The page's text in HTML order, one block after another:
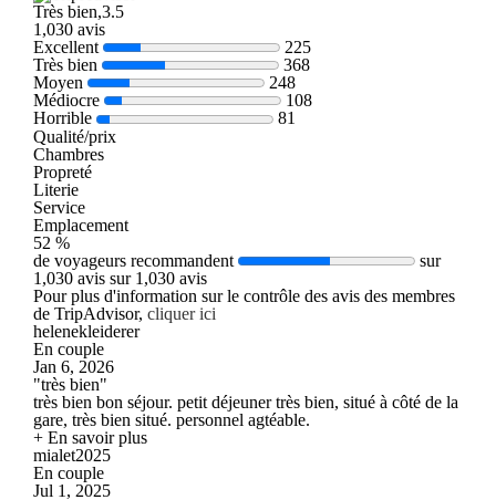
Très bien,3.5
1,030 avis
Excellent
225
Très bien
368
Moyen
248
Médiocre
108
Horrible
81
Qualité/prix
Chambres
Propreté
Literie
Service
Emplacement
52 %
de voyageurs recommandent
sur
1,030 avis sur 1,030 avis
Pour plus d'information sur le contrôle des avis des membres
de TripAdvisor, cliquer ici
helenekleiderer
En couple
Jan 6, 2026
"très bien"
très bien bon séjour. petit déjeuner très bien, situé à côté de la
gare, très bien situé. personnel agtéable.
+ En savoir plus
mialet2025
En couple
Jul 1, 2025